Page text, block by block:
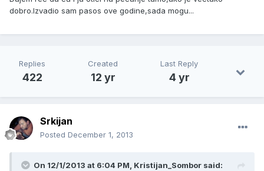
dobro.Izvadio sam pasos ove godine,sada mogu...
Replies
422
Created
12 yr
Last Reply
4 yr
Srkijan
Posted December 1, 2013
On 12/1/2013 at 6:04 PM, Kristijan_Sombor said: